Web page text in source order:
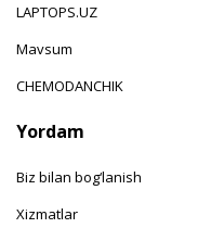
LAPTOPS.UZ
Mavsum
CHEMODANCHIK
Yordam
Biz bilan bog‘lanish
Xizmatlar